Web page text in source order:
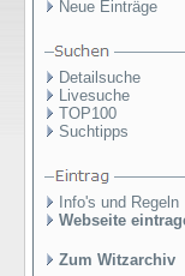
Neue Einträge
Detailsuche
Livesuche
TOP100
Suchtipps
Info's und Regeln
Webseite
Zum Witzarchiv